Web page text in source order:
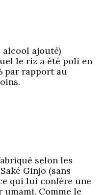
alcool ajouté)
le riz a été poli en
par rapport au
selon les
Ginjo (sans
qui lui confère une
Comme le